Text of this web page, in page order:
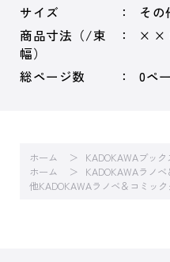
サイズ
その
商品寸法（/束
幅）
× ×
総ページ数 0ペ
ホーム KADOKAWAブック
ホーム
KADOKAWAラノ
他KADOKAWAラノベ＆コミッ